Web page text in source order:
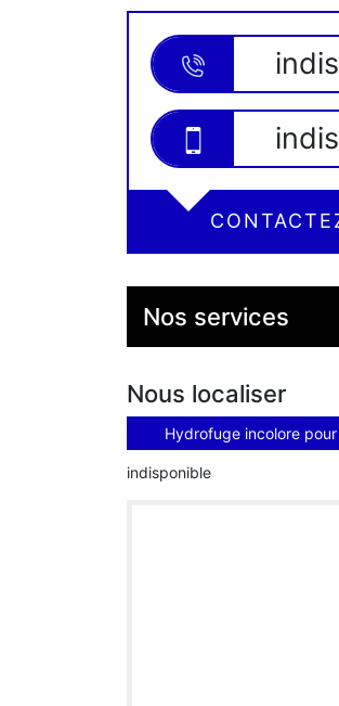
Nos services
Nous localiser
Hydrofuge incolore
indisponible